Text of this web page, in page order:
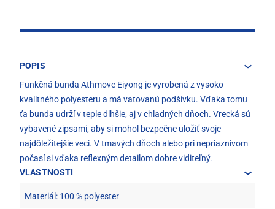
POPIS
Funkčná bunda Athmove Eiyong je vyrobená z vysoko
kvalitného polyesteru a má vatovanú podšívku. Vďaka tomu
ťa bunda udrží v teple dlhšie, aj v chladných dňoch. Vrecká sú
vybavené zipsami, aby si mohol bezpečne uložiť svoje
najdôležitejšie veci. V tmavých dňoch alebo pri nepriaznivom
počasí si vďaka reflexným detailom dobre viditeľný.
VLASTNOSTI
Materiál: 100 % polyester